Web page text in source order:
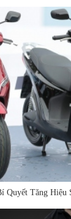
Quyết Tăng Hiệu